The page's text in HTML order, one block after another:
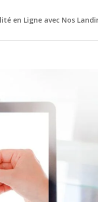
en Ligne avec Nos